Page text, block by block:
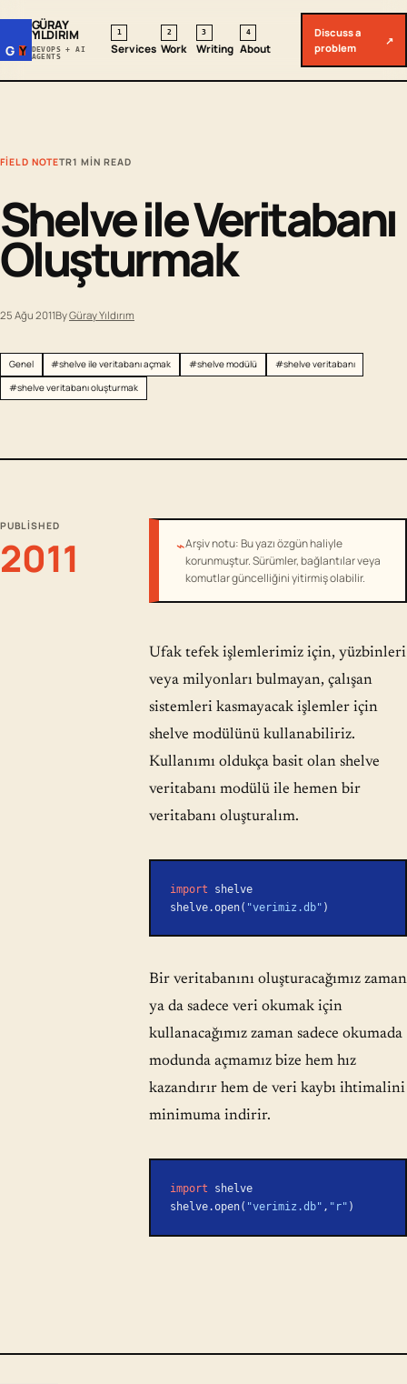
G Y
GÜRAY
YILDIRIM
DEVOPS + AI
AGENTS
1
Services
2
Work
3
Writing
4
About
Discuss a
problem
↗
FIELD NOTETR1 MIN READ
Shelve ile Veritabanı
Oluşturmak
25 Ağu 2011ByGüray Yıldırım
Genel #shelve ile veritabanı açmak #shelve modülü
#shelve veritabanı
#shelve veritabanı oluşturmak
PUBLISHED
2011 ⌁Arşiv notu: Bu yazı özgün haliyle
korunmuştur. Sürümler, bağlantılar veya
komutlar güncelliğini yitirmiş olabilir.
Ufak tefek işlemlerimiz için, yüzbinleri
veya milyonları bulmayan, çalışan
sistemleri kasmayacak işlemler için
shelve modülünü kullanabiliriz.
Kullanımı oldukça basit olan shelve
veritabanı modülü ile hemen bir
veritabanı oluşturalım.
import shelve
shelve.open( "verimiz.db" )
Bir veritabanını oluşturacağımız zaman
ya da sadece veri okumak için
kullanacağımız zaman sadece okumada
modunda açmamız bize hem hız
kazandırır hem de veri kaybı ihtimalini
minimuma indirir.
import shelve
shelve.open( "verimiz.db" , "r" )